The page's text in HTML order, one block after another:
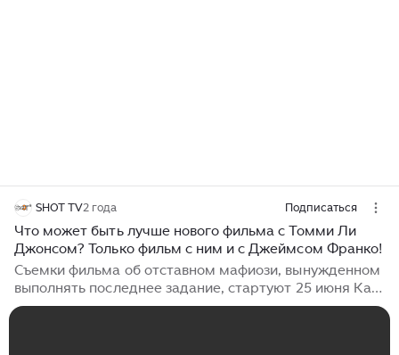
SHOT TV2 года Подписаться
Что может быть лучше нового фильма с Томми Ли
Джонсом? Только фильм с ним и с Джеймсом Франко!
Съемки фильма об отставном мафиози, вынужденном
выполнять последнее задание, стартуют 25 июня Как
правильно заметили в комментариях на нашем сайте,